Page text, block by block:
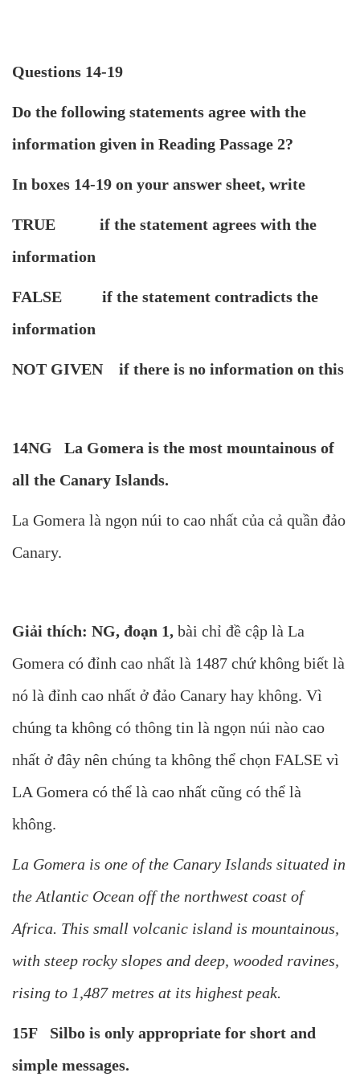
Questions 14-19
Do the following statements agree with the
information given in Reading Passage 2?
In boxes 14-19 on your answer sheet, write
TRUE if the statement agrees with the
information
FALSE if the statement contradicts the
information
NOT GIVEN if there is no information on this
14NG La Gomera is the most mountainous of
all the Canary Islands.
La Gomera là ngọn núi to cao nhất của cả quần đảo
Canary.
Giải thích: NG, đoạn 1, bài chỉ đề cập là La
Gomera có đỉnh cao nhất là 1487 chứ không biết là
nó là đỉnh cao nhất ở đảo Canary hay không. Vì
chúng ta không có thông tin là ngọn núi nào cao
nhất ở đây nên chúng ta không thể chọn FALSE vì
LA Gomera có thể là cao nhất cũng có thể là
không.
La Gomera is one of the Canary Islands situated in
the Atlantic Ocean off the northwest coast of
Africa. This small volcanic island is mountainous,
with steep rocky slopes and deep, wooded ravines,
rising to 1,487 metres at its highest peak.
15F Silbo is only appropriate for short and
simple messages.